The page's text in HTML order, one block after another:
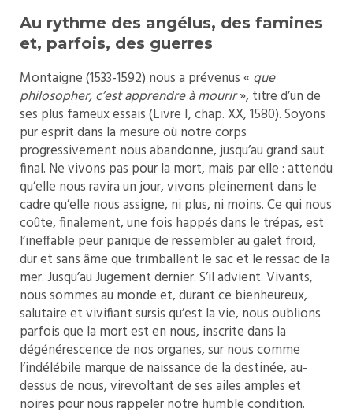
Au rythme des angélus, des famines
et, parfois, des guerres
Montaigne (1533-1592) nous a prévenus «que
philosopher, c’est apprendre à mourir», titre d’un de
ses plus fameux essais (Livre I, chap. XX, 1580). Soyons
pur esprit dans la mesure où notre corps
progressivement nous abandonne, jusqu’au grand saut
final. Ne vivons pas pour la mort, mais par elle : attendu
qu’elle nous ravira un jour, vivons pleinement dans le
cadre qu’elle nous assigne, ni plus, ni moins. Ce qui nous
coûte, finalement, une fois happés dans le trépas, est
l’ineffable peur panique de ressembler au galet froid,
dur et sans âme que trimballent le sac et le ressac de la
mer. Jusqu’au Jugement dernier. S’il advient. Vivants,
nous sommes au monde et, durant ce bienheureux,
salutaire et vivifiant sursis qu’est la vie, nous oublions
parfois que la mort est en nous, inscrite dans la
dégénérescence de nos organes, sur nous comme
l’indélébile marque de naissance de la destinée, au-
dessus de nous, virevoltant de ses ailes amples et
noires pour nous rappeler notre humble condition.